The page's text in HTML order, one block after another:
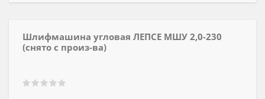
Шлифмашина угловая ЛЕПСЕ МШУ 2,0-230
(снято с произ-ва)